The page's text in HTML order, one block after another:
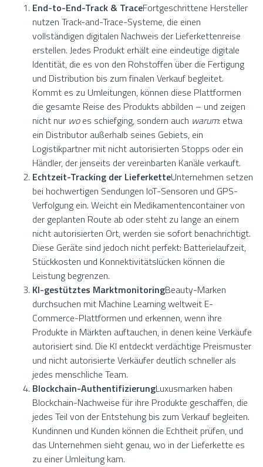
End-to-End-Track & TraceFortgeschrittene Hersteller
nutzen Track-and-Trace-Systeme, die einen
vollständigen digitalen Nachweis der Lieferkettenreise
erstellen. Jedes Produkt erhält eine eindeutige digitale
Identität, die es von den Rohstoffen über die Fertigung
und Distribution bis zum finalen Verkauf begleitet.
Kommt es zu Umleitungen, können diese Plattformen
die gesamte Reise des Produkts abbilden – und zeigen
nicht nur woes schiefging, sondern auch warum: etwa
ein Distributor außerhalb seines Gebiets, ein
Logistikpartner mit nicht autorisierten Stopps oder ein
Händler, der jenseits der vereinbarten Kanäle verkauft.
Echtzeit-Tracking der LieferketteUnternehmen setzen
bei hochwertigen Sendungen IoT-Sensoren und GPS-
Verfolgung ein. Weicht ein Medikamentencontainer von
der geplanten Route ab oder steht zu lange an einem
nicht autorisierten Ort, werden sie sofort benachrichtigt.
Diese Geräte sind jedoch nicht perfekt: Batterielaufzeit,
Stückkosten und Konnektivitätslücken können die
Leistung begrenzen.
KI-gestütztes MarktmonitoringBeauty-Marken
durchsuchen mit Machine Learning weltweit E-
Commerce-Plattformen und erkennen, wenn ihre
Produkte in Märkten auftauchen, in denen keine Verkäufe
autorisiert sind. Die KI entdeckt verdächtige Preismuster
und nicht autorisierte Verkäufer deutlich schneller als
jedes menschliche Team.
Blockchain-AuthentifizierungLuxusmarken haben
Blockchain-Nachweise für ihre Produkte geschaffen, die
jedes Teil von der Entstehung bis zum Verkauf begleiten.
Kundinnen und Kunden können die Echtheit prüfen, und
das Unternehmen sieht genau, wo in der Lieferkette es
zu einer Umleitung kam.